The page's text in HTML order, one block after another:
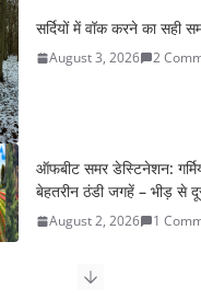
सर्दियों में वॉक करने का सही
August 3, 2026 2
ऑफबीट समर डेस्टिनेशन:
बेहतरीन ठंडी जगहें – भीड़ से
August 2, 2026 1
कश्मीर यात्रा गाइड: